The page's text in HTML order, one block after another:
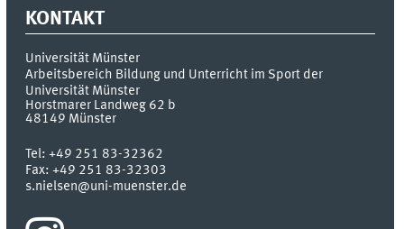
KONTAKT
Universität Münster
Arbeitsbereich Bildung und Unterricht im Sport der
Universität Münster
Horstmarer Landweg 62 b
48149 Münster
Tel:+49 251 83-32362
Fax:+49 251 83-32303
s.nielsen@uni-muenster.de